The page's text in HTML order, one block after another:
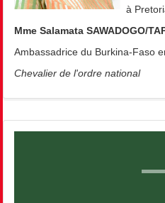
à
Mme Salamata SAWADOGO/
Ambassadrice du Burkina-Faso
Chevalier de l'ordre national